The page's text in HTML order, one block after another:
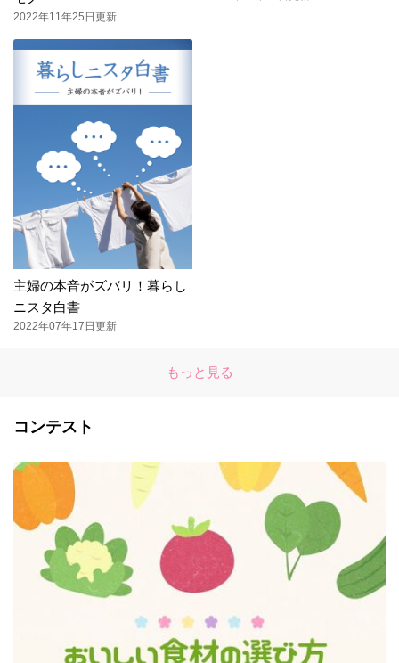
2022年11年25日更新
主婦の本音がズバリ！暮らし
ニスタ白書
2022年07年17日更新
もっと見る
コンテスト